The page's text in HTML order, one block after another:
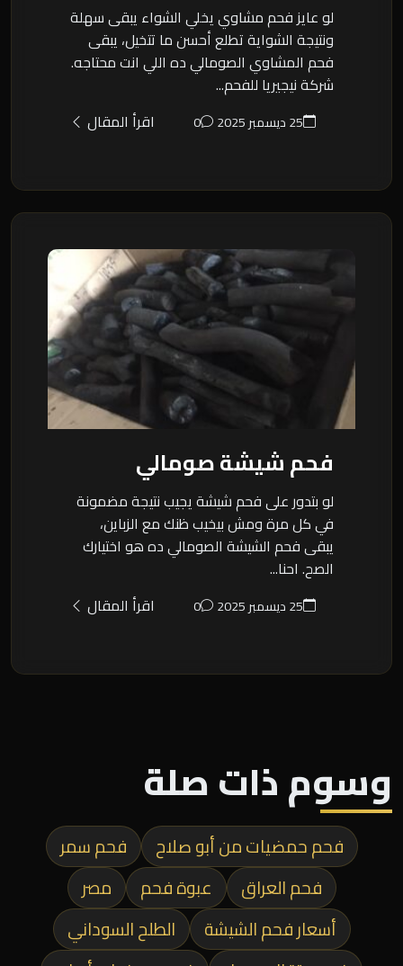
لو عايز فحم مشاوي يخلي الشواء يبقى سهلة
ونتيجة الشواية تطلع أحسن ما تتخيل، يبقى
فحم المشاوي الصومالي ده اللي انت محتاجه.
شركة نيجيريا للفحم...
25 ديسمبر 2025 0 اقرأ المقال
فحم شيشة صومالي
لو بتدور على فحم شيشة يجيب نتيجة مضمونة
في كل مرة ومش بيخيب ظنك مع الزباين،
يبقى فحم الشيشة الصومالي ده هو اختيارك
الصح. احنا...
25 ديسمبر 2025 0 اقرأ المقال
وسوم ذات صلة
فحم حمضيات من أبو صلاح
فحم سمر
فحم العراق
عبوة فحم
مصر
أسعار فحم الشيشة
الطلح السوداني